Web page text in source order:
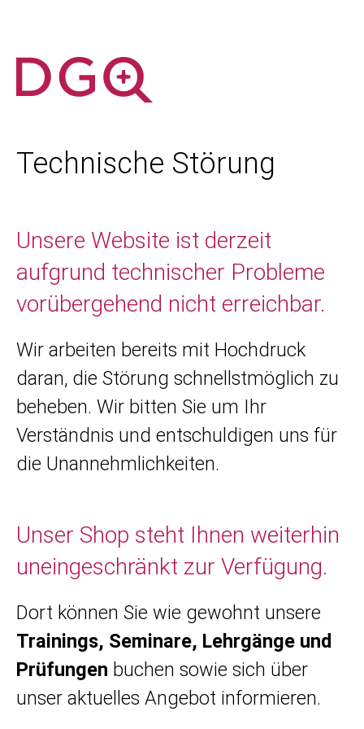
Technische Störung
Unsere Website ist derzeit
aufgrund technischer Probleme
vorübergehend nicht erreichbar.
Wir arbeiten bereits mit Hochdruck
daran, die Störung schnellstmöglich zu
beheben. Wir bitten Sie um Ihr
Verständnis und entschuldigen uns für
die Unannehmlichkeiten.
Unser Shop steht Ihnen weiterhin
uneingeschränkt zur Verfügung.
Dort können Sie wie gewohnt unsere
Trainings, Seminare, Lehrgänge und
Prüfungen buchen sowie sich über
unser aktuelles Angebot informieren.